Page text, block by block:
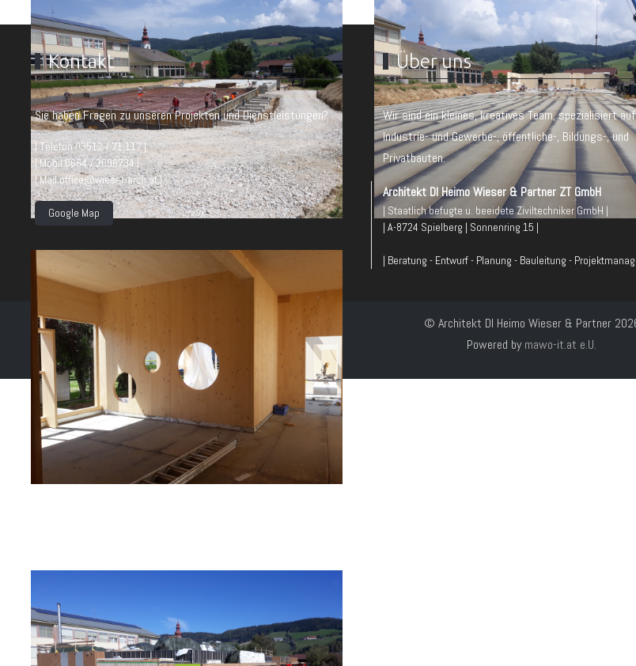
Kontakt
Sie haben Fragen zu unseren Projekten und Dienstleistungen?
| Telefon 03512 / 71 117 |
| Mobil 0664 / 2606734 |
| Mail office@wieser-arch.at |
Google Map
Über uns
Wir sind ein kleines, kreatives Team, spezialisiert auf
Industrie- und Gewerbe-, öffentliche-, Bildungs-, und
Privatbauten.
Architekt DI Heimo Wieser & Partner ZT GmbH
| Staatlich befugte u. beeidete Ziviltechniker GmbH |
| A-8724 Spielberg | Sonnenring 15 |
| Beratung - Entwurf - Planung - Bauleitung -
© Architekt DI Heimo Wieser & Partner
Powered by mawo-it.at e.U.